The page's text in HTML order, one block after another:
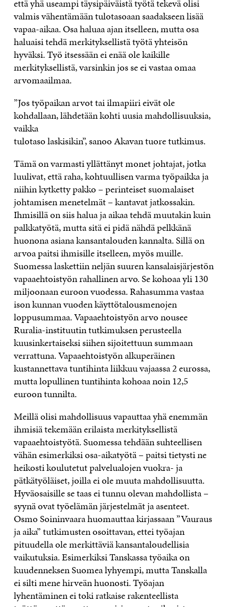
että yhä useampi täysipäiväistä työtä tekevä olisi
valmis vähentämään tulotasoaan saadakseen lisää
vapaa-aikaa. Osa haluaa ajan itselleen, mutta osa
haluaisi tehdä merkityksellistä työtä yhteisön
hyväksi. Työ itsessään ei enää ole kaikille
merkityksellistä, varsinkin jos se ei vastaa omaa
arvomaailmaa.
”Jos työpaikan arvot tai ilmapiiri eivät ole
kohdallaan, lähdetään kohti uusia mahdollisuuksia,
vaikka
tulotaso laskisikin”, sanoo Akavan tuore tutkimus.
Tämä on varmasti yllättänyt monet johtajat, jotka
luulivat, että raha, kohtuullisen varma työpaikka ja
niihin kytketty pakko – perinteiset suomalaiset
johtamisen menetelmät – kantavat jatkossakin.
Ihmisillä on siis halua ja aikaa tehdä muutakin kuin
palkkatyötä, mutta sitä ei pidä nähdä pelkkänä
huonona asiana kansantalouden kannalta. Sillä on
arvoa paitsi ihmisille itselleen, myös muille.
Suomessa laskettiin neljän suuren kansalaisjärjestön
vapaaehtoistyön rahallinen arvo. Se kohoaa yli 130
miljoonaan euroon vuodessa. Rahasumma vastaa
ison kunnan vuoden käyttötalousmenojen
loppusummaa. Vapaaehtoistyön arvo nousee
Ruralia-instituutin tutkimuksen perusteella
kuusinkertaiseksi siihen sijoitettuun summaan
verrattuna. Vapaaehtoistyön alkuperäinen
kustannettava tuntihinta liikkuu vajaassa 2 eurossa,
mutta lopullinen tuntihinta kohoaa noin 12,5
euroon tunnilta.
Meillä olisi mahdollisuus vapauttaa yhä enemmän
ihmisiä tekemään erilaista merkityksellistä
vapaaehtoistyötä. Suomessa tehdään suhteellisen
vähän esimerkiksi osa-aikatyötä – paitsi tietysti ne
heikosti koulutetut palvelualojen vuokra- ja
pätkätyöläiset, joilla ei ole muuta mahdollisuutta.
Hyväosaisille se taas ei tunnu olevan mahdollista –
syynä ovat työelämän järjestelmät ja asenteet.
Osmo Soininvaara huomauttaa kirjassaan ”Vauraus
ja aika” tutkimusten osoittavan, ettei työajan
pituudella ole merkittäviä kansantaloudellisia
vaikutuksia. Esimerkiksi Tanskassa työaika on
kuudenneksen Suomea lyhyempi, mutta Tanskalla
ei silti mene hirveän huonosti. Työajan
lyhentäminen ei toki ratkaise rakenteellista